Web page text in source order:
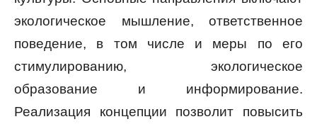
экологическое мышление, ответственное
поведение, в том числе и меры по его
стимулированию, экологическое
образование и информирование.
Реализация концепции позволит повысить